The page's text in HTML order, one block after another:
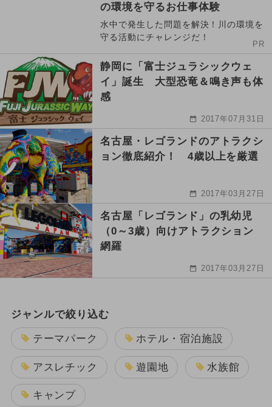
の環境を守るお仕事体験
水中で発生した問題を解決！川の環境を
守る活動にチャレンジだ！
PR
静岡に「富士ジュラシックウェ
イ」誕生 大型恐竜＆鳴き声も体
感
2017年07月31日
名古屋・レゴランドのアトラクシ
ョン徹底紹介！ 4歳以上を厳選
2017年03月27日
名古屋「レゴランド」の乳幼児
（0～3歳）向けアトラクション
網羅
2017年03月27日
ジャンルで絞り込む
テーマパーク ホテル・宿泊施設
アスレチック 遊園地 水族館
キャンプ